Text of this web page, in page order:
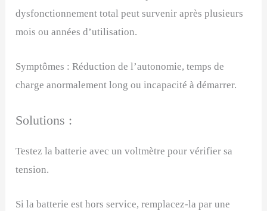
dysfonctionnement total peut survenir après plusieurs
mois ou années d’utilisation.
Symptômes : Réduction de l’autonomie, temps de
charge anormalement long ou incapacité à démarrer.
Solutions :
Testez la batterie avec un voltmètre pour vérifier sa
tension.
Si la batterie est hors service, remplacez-la par une